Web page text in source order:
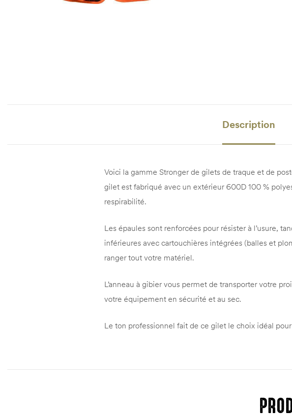
Description
Voici la gamme Stronger de gilets de traque et de
gilet est fabriqué avec un extérieur 600D 100 %
respirabilité.
Les épaules sont renforcées pour résister à l’usure,
inférieures avec cartouchières intégrées (balles et
ranger tout votre matériel.
L’anneau à gibier vous permet de transporter votre
votre équipement en sécurité et au sec.
Le ton professionnel fait de ce gilet le choix idéal